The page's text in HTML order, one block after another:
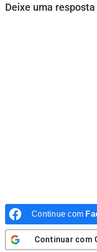
Deixe uma resposta
Continue com
Continuar com